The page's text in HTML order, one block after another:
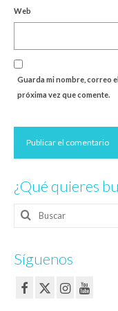
Web
Guarda mi nombre, correo
próxima vez que comente.
¿Qué quieres
Buscar
por:
Síguenos